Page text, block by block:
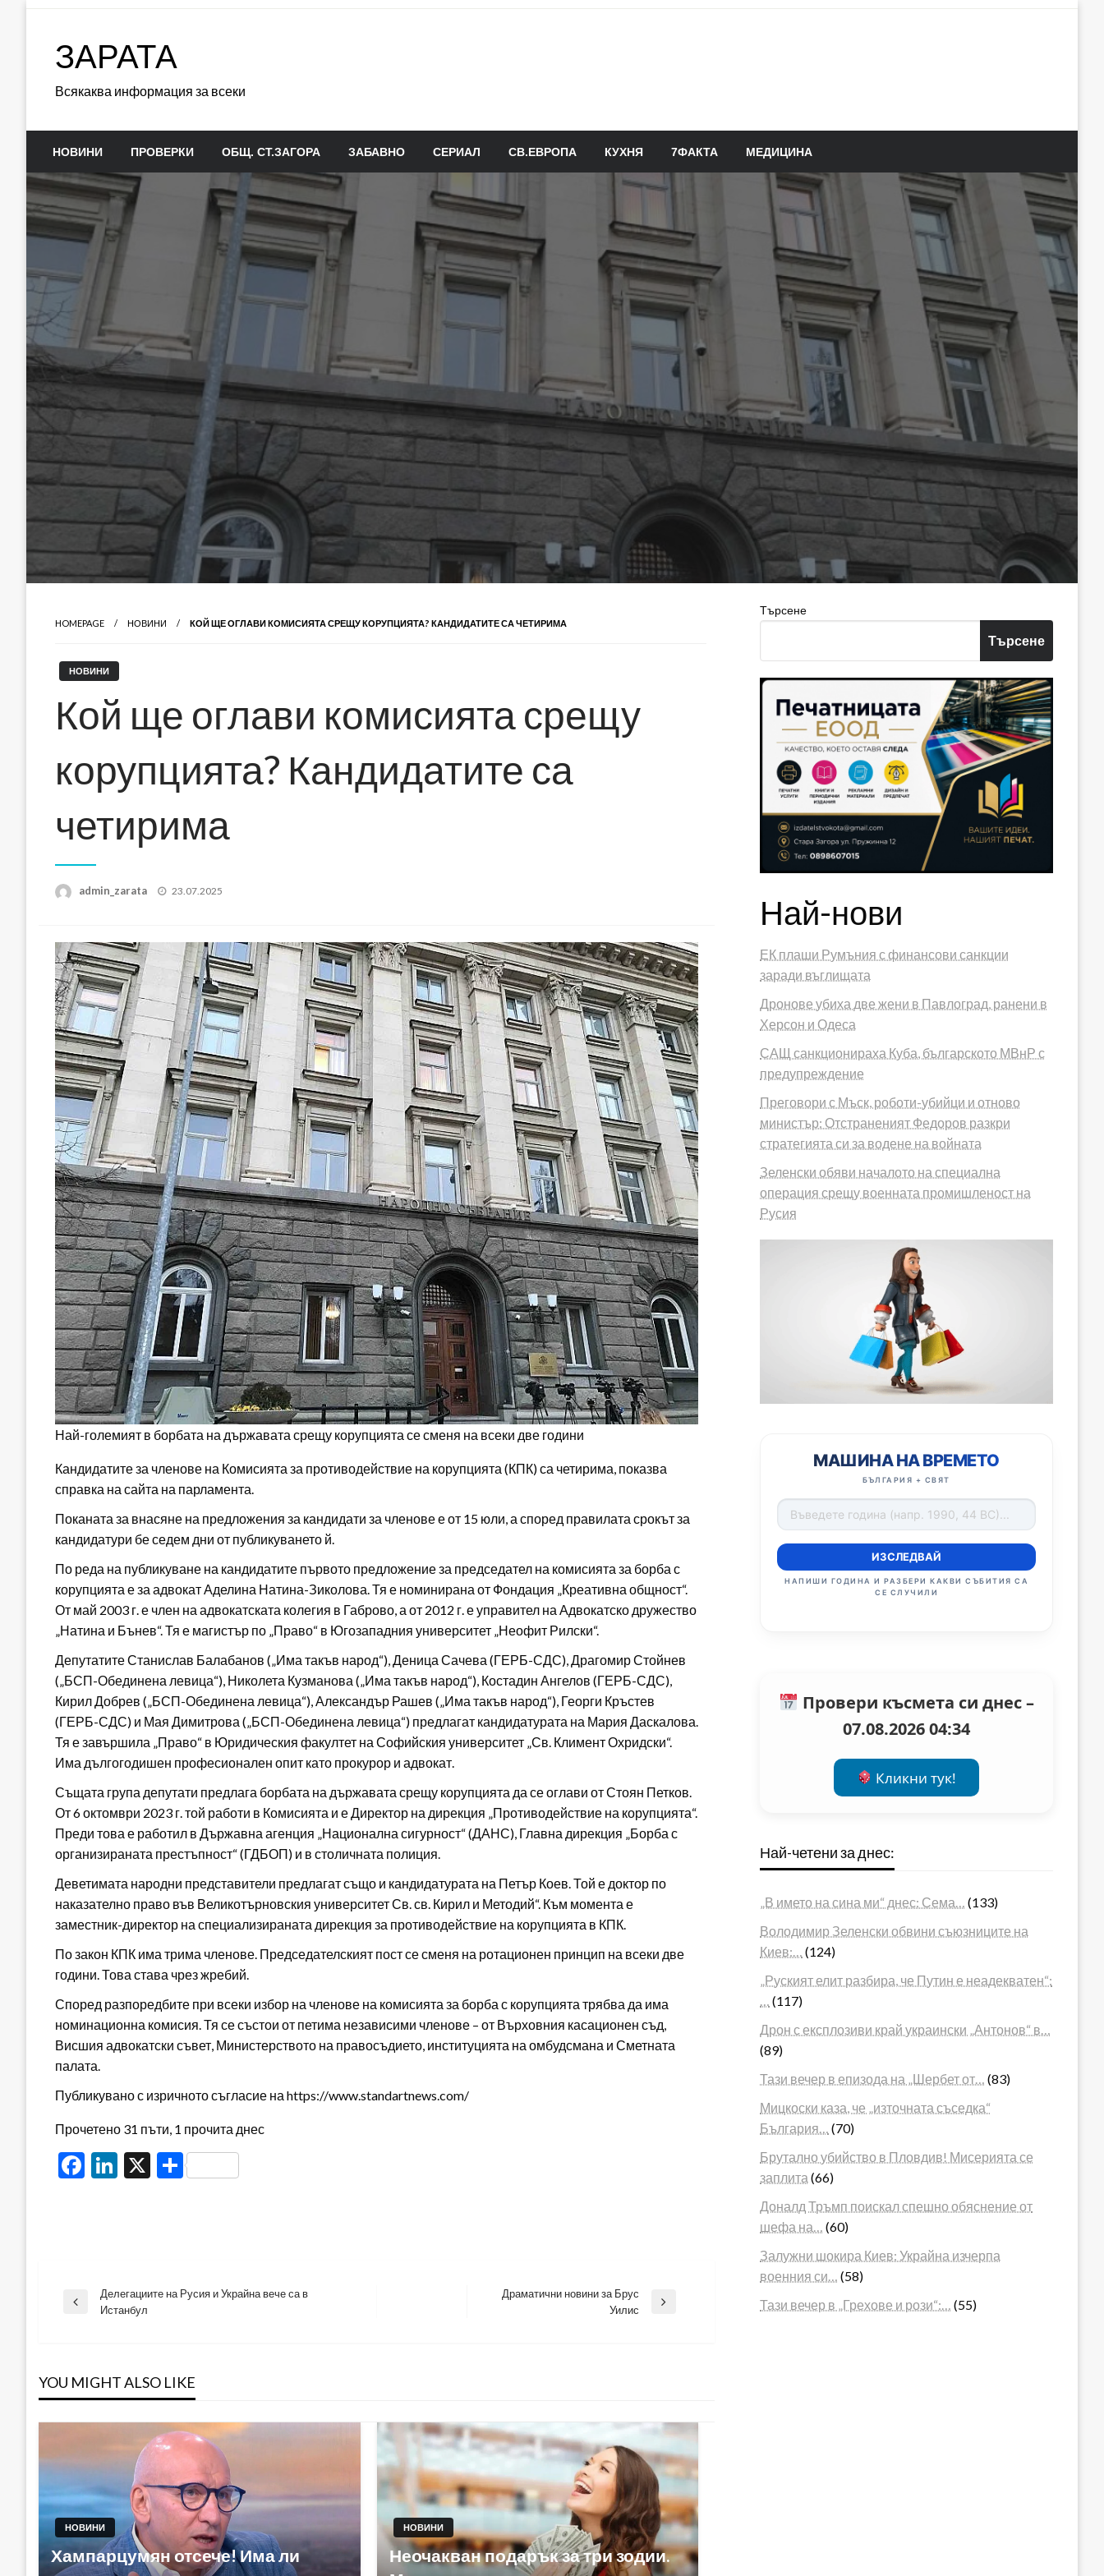
ЗАРАТА
Всякаква информация за всеки
НОВИНИ ПРОВЕРКИ ОБЩ. СТ.ЗАГОРА ЗАБАВНО СЕРИАЛ СВ.ЕВРОПА КУХНЯ 7ФАКТА МЕДИЦИНА
HOMEPAGE НОВИНИ КОЙ ЩЕ ОГЛАВИ КОМИСИЯТА СРЕЩУ КОРУПЦИЯТА? КАНДИДАТИТЕ СА ЧЕТИРИМА
НОВИНИ
Кой ще оглави комисията срещу
корупцията? Кандидатите са
четирима
admin_zarata
Posted
23.07.2025
Най-големият в борбата на държавата срещу корупцията се сменя на всеки две години
Кандидатите за членове на Комисията за противодействие на корупцията (КПК) са четирима, показва
справка на сайта на парламента.
Поканата за внасяне на предложения за кандидати за членове е от 15 юли, а според правилата срокът за
кандидатури бе седем дни от публикуването й.
По реда на публикуване на кандидатите първото предложение за председател на комисията за борба с
корупцията е за адвокат Аделина Натина-Зиколова. Тя е номинирана от Фондация „Креативна общност“.
От май 2003 г. е член на адвокатската колегия в Габрово, а от 2012 г. е управител на Адвокатско дружество
„Натина и Бънев“. Тя е магистър по „Право“ в Югозападния университет „Неофит Рилски“.
Депутатите Станислав Балабанов („Има такъв народ“), Деница Сачева (ГЕРБ-СДС), Драгомир Стойнев
(„БСП-Обединена левица“), Николета Кузманова („Има такъв народ“), Костадин Ангелов (ГЕРБ-СДС),
Кирил Добрев („БСП-Обединена левица“), Александър Рашев („Има такъв народ“), Георги Кръстев
(ГЕРБ-СДС) и Мая Димитрова („БСП-Обединена левица“) предлагат кандидатурата на Мария Даскалова.
Тя е завършила „Право“ в Юридическия факултет на Софийския университет „Св. Климент Охридски“.
Има дългогодишен професионален опит като прокурор и адвокат.
Същата група депутати предлага борбата на държавата срещу корупцията да се оглави от Стоян Петков.
От 6 октомври 2023 г. той работи в Комисията и е Директор на дирекция „Противодействие на корупцията“.
Преди това е работил в Държавна агенция „Национална сигурност“ (ДАНС), Главна дирекция „Борба с
организираната престъпност“ (ГДБОП) и в столичната полиция.
Деветимата народни представители предлагат също и кандидатурата на Петър Коев. Той е доктор по
наказателно право във Великотърновския университет Св. св. Кирил и Методий“. Към момента е
заместник-директор на специализираната дирекция за противодействие на корупцията в КПК.
По закон КПК има трима членове. Председателският пост се сменя на ротационен принцип на всеки две
години. Това става чрез жребий.
Според разпоредбите при всеки избор на членове на комисията за борба с корупцията трябва да има
номинационна комисия. Тя се състои от петима независими членове – от Върховния касационен съд,
Висшия адвокатски съвет, Министерството на правосъдието, институцията на омбудсмана и Сметната
палата.
Публикувано с изричното съгласие на https://www.standartnews.com/
Прочетено 31 пъти, 1 прочита днес
Facebook
LinkedIn
X Share
Навигация
Previous
Делегациите на Русия и Украйна вече са в
Истанбул
Драматични новини за Брус
Уилис
YOU MIGHT ALSO LIKE
НОВИНИ
Хампарцумян отсече! Има ли
НОВИНИ
Неочакван подарък за три зодии.
Търсене
Търсене
Най-нови
ЕК плаши Румъния с финансови санкции
заради въглищата
Дронове убиха две жени в Павлоград, ранени в
Херсон и Одеса
САЩ санкционираха Куба, българското МВнР с
предупреждение
Преговори с Мъск, роботи-убийци и отново
министър: Отстраненият Федоров разкри
стратегията си за водене на войната
Зеленски обяви началото на специална
операция срещу военната промишленост на
Русия
МАШИНА НА ВРЕМЕТО
БЪЛГАРИЯ + СВЯТ
ИЗСЛЕДВАЙ
НАПИШИ ГОДИНА И РАЗБЕРИ КАКВИ СЪБИТИЯ СА
СЕ СЛУЧИЛИ
Провери късмета си днес –
07.08.2026 04:34
Кликни тук!
Най-четени за днес:
„В името на сина ми“ днес: Сема…
(133)
Володимир Зеленски обвини съюзниците на
Киев:…
(124)
„Руският елит разбира, че Путин е неадекватен“:
(117)
Дрон с експлозиви край украински „Антонов“ в…
(89)
Тази вечер в епизода на „Шербет от…
(83)
Мицкоски каза, че „източната съседка“
България…
(70)
Брутално убийство в Пловдив! Мисерията се
заплита (66)
Доналд Тръмп поискал спешно обяснение от
шефа на…
(60)
Залужни шокира Киев: Украйна изчерпа
военния си…
(58)
Тази вечер в „Грехове и рози“:…
(55)